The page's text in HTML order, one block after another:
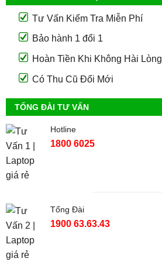
Tư Vấn Kiểm Tra Miễn Phí
Bảo hành 1 đổi 1
Hoàn Tiền Khi Không Hài Lòng
Có Thu Cũ Đổi Mới
TỔNG ĐÀI TƯ VẤN
Hotline
1800 6025
Tổng Đài
1900 63.63.43